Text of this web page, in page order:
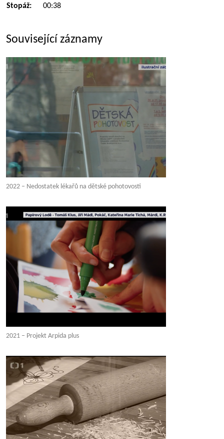
Stopáž:
00:38
Související záznamy
2022 – Nedostatek lékařů na dětské pohotovosti
2021 – Projekt Arpida plus